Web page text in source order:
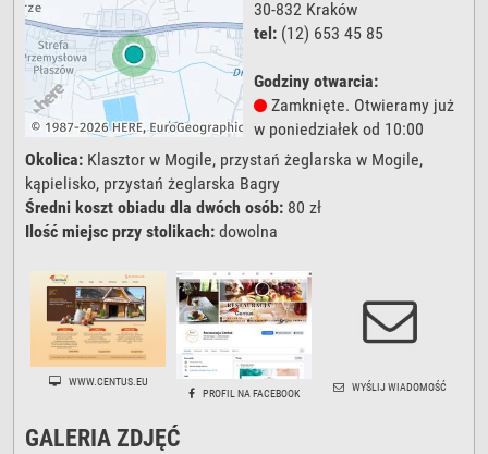
30-832 Kraków
tel: (12) 653 45 85
Godziny otwarcia:
Zamknięte. Otwieramy już
w poniedziałek od 10:00
Okolica: Klasztor w Mogile, przystań żeglarska w Mogile,
kąpielisko, przystań żeglarska Bagry
Średni koszt obiadu dla dwóch osób: 80 zł
Ilość miejsc przy stolikach: dowolna
WWW.CENTUS.EU
PROFIL NA FACEBOOK
WYŚLIJ WIADOMOŚĆ
GALERIA ZDJĘĆ